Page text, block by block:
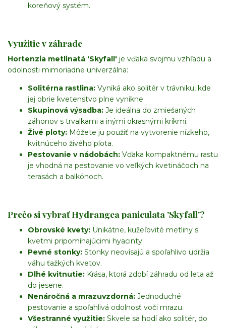
koreňový systém.
Využitie v záhrade
Hortenzia metlinatá 'Skyfall' je vďaka svojmu vzhľadu a
odolnosti mimoriadne univerzálna:
Solitérna rastlina: Vyniká ako solitér v trávniku, kde
jej obrie kvetenstvo plne vynikne.
Skupinová výsadba: Je ideálna do zmiešaných
záhonov s trvalkami a inými okrasnými kríkmi.
Živé ploty: Môžete ju použiť na vytvorenie nízkeho,
kvitnúceho živého plota.
Pestovanie v nádobách: Vďaka kompaktnému rastu
je vhodná na pestovanie vo veľkých kvetináčoch na
terasách a balkónoch.
Prečo si vybrať Hydrangea paniculata 'Skyfall'?
Obrovské kvety: Unikátne, kužeľovité metliny s
kvetmi pripomínajúcimi hyacinty.
Pevné stonky: Stonky neovísajú a spoľahlivo udržia
váhu ťažkých kvetov.
Dlhé kvitnutie: Krása, ktorá zdobí záhradu od leta až
do jesene.
Nenáročná a mrazuvzdorná: Jednoduché
pestovanie a spoľahlivá odolnosť voči mrazu.
Všestranné využitie: Skvele sa hodí ako solitér, do